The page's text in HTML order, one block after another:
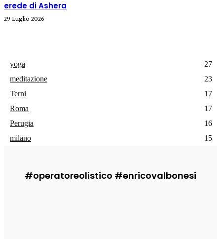
erede di Ashera
29 Luglio 2026
yoga
27
meditazione
23
Terni
17
Roma
17
Perugia
16
milano
15
#operatoreolistico #enricovalbonesi